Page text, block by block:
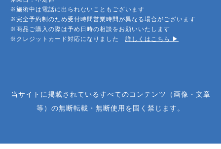
※施術中は電話に出られないこともございます
※完全予約制のため受付時間営業時間が異なる場合がございます
※商品ご購入の際は予め日時の相談をお願いいたします
※クレジットカード対応になりました 詳しくはこちら ▶︎
当サイトに掲載されているすべてのコンテンツ（画像・文章
等）の無断転載・無断使用を固く禁じます。